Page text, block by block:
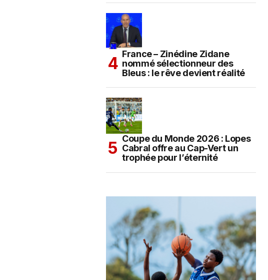
France – Zinédine Zidane
nommé sélectionneur des
Bleus : le rêve devient réalité
Coupe du Monde 2026 : Lopes
Cabral offre au Cap-Vert un
trophée pour l’éternité